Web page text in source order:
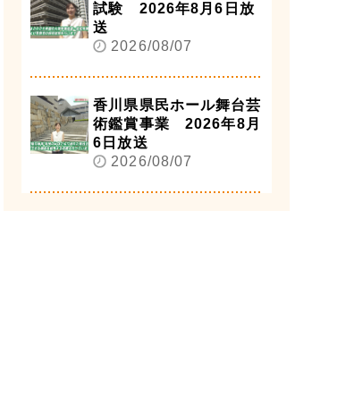
試験 2026年8月6日放
送
2026/08/07
香川県県民ホール舞台芸
術鑑賞事業 2026年8月
6日放送
2026/08/07